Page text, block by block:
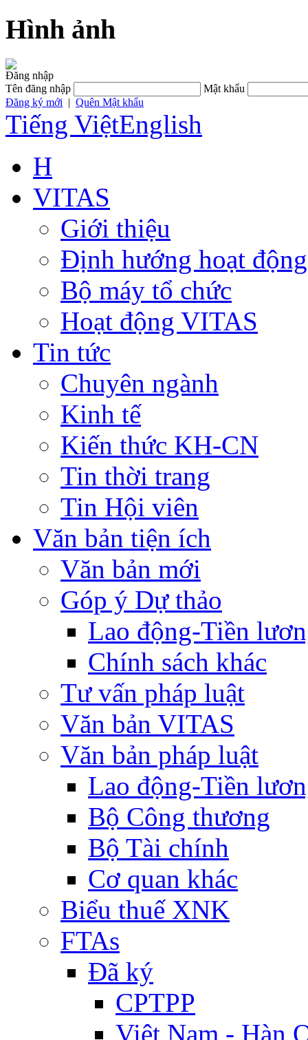
Hình ảnh
Đăng nhập
Tên đăng nhập
Mật khẩu
Đăng ký mới | Quên Mật khẩu
Tiếng ViệtEnglish
H
VITAS
Giới thiệu
Định hướng hoạt động
Bộ máy tổ chức
Hoạt động VITAS
Tin tức
Chuyên ngành
Kinh tế
Kiến thức KH-CN
Tin thời trang
Tin Hội viên
Văn bản tiện ích
Văn bản mới
Góp ý Dự thảo
Lao động-Tiền
Chính sách khác
Tư vấn pháp luật
Văn bản VITAS
Văn bản pháp luật
Lao động-Tiền
Bộ Công thương
Bộ Tài chính
Cơ quan khác
Biểu thuế XNK
FTAs
Đã ký
CPTPP
Việt Nam - Hàn